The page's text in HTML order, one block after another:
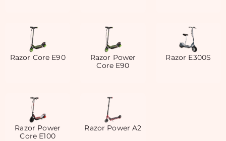
Razor Core E90
Razor Power
Core E90
Razor E300S
Razor Power
Core E100
Razor Power A2